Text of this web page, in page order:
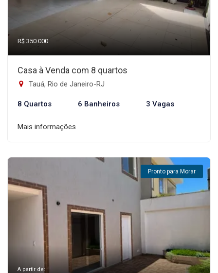
R$ 350.000
Casa à Venda com 8 quartos
Tauá, Rio de Janeiro-RJ
8 Quartos 6 Banheiros 3 Vagas
Mais informações
Pronto para Morar
A partir de: